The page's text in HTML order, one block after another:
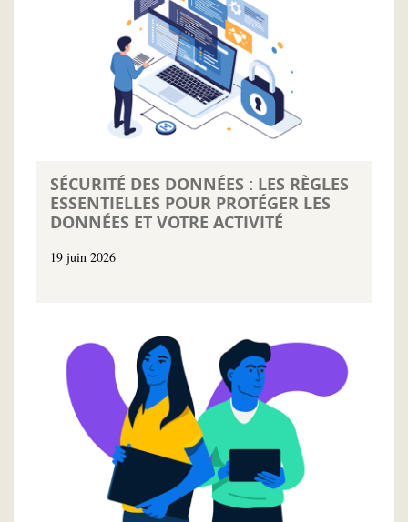
SÉCURITÉ DES DONNÉES : LES RÈGLES
ESSENTIELLES POUR PROTÉGER LES
DONNÉES ET VOTRE ACTIVITÉ
19 juin 2026